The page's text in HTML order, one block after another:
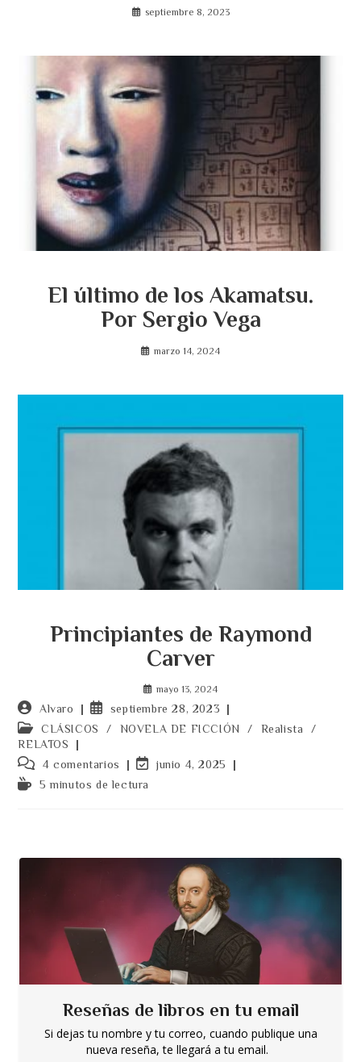
septiembre 8, 2023
El último de los Akamatsu.
Por Sergio Vega
marzo 14, 2024
Principiantes de Raymond
Carver
mayo 13, 2024
Autor
de
la
entrada:
Alvaro
Publicación
de
septiembre 28, 2023
Categoría
de
la
entrada:
CLÁSICOS / NOVELA DE FICCIÓN / Realista
/
RELATOS
Comentarios
de
la
4 comentarios
Últimajunio 4, 2025
Tiempo5 minutos de lectura
Reseñas de libros en tu email
Si dejas tu nombre y tu correo, cuando publique una
nueva reseña, te llegará a tu email.